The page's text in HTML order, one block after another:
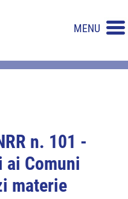
MENU
n. 101 -
Comuni
materie